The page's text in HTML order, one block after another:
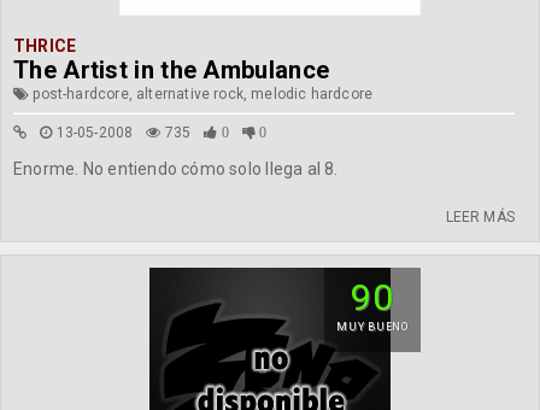
THRICE
The Artist in the Ambulance
post-hardcore, alternative rock, melodic hardcore
13-05-2008 735 0 0
Enorme. No entiendo cómo solo llega al 8.
LEER MÁS
90
MUY BUENO